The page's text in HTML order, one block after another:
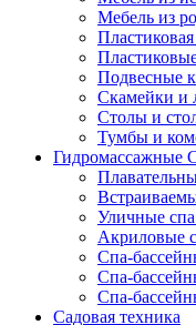
Мебель из
Подвесные
Скамейки и
Столы и
Тумбы и
Гидромассажные
Уличные
Акриловые
Спа-
Спа-
Спа-
Садовая техника